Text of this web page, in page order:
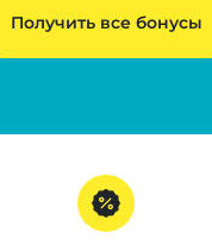
Получить все бонусы